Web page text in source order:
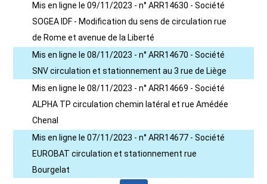
Mis en ligne le 09/11/2023 - n° ARR14630 - Société
SOGEA IDF - Modification du sens de circulation rue
de Rome et avenue de la Liberté
Mis en ligne le 08/11/2023 - n° ARR14670 - Société
SNV circulation et stationnement au 3 rue de Liège
Mis en ligne le 08/11/2023 - n° ARR14669 - Société
ALPHA TP circulation chemin latéral et rue Amédée
Chenal
Mis en ligne le 07/11/2023 - n° ARR14677 - Société
EUROBAT circulation et stationnement rue
Bourgelat